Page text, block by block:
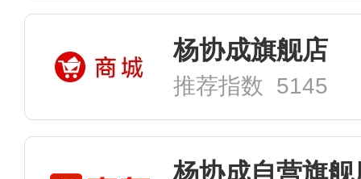
杨协成旗舰店
推荐指数 5145
杨协成自营旗舰